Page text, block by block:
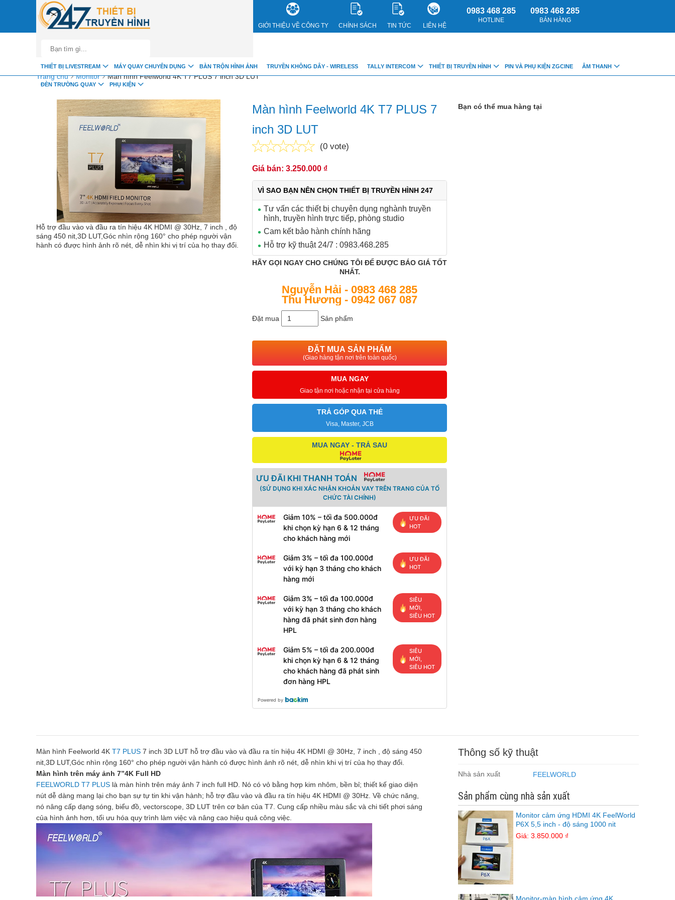
Trang chủ › Monitor › Màn hình Feelworld 4K T7 PLUS 7 inch 3D LUT
Hỗ trợ đầu vào và đầu ra tín hiệu 4K HDMI @ 30Hz, 7 inch , độ
sáng 450 nit,3D LUT,Góc nhìn rộng 160° cho phép người vận
hành có được hình ảnh rõ nét, dễ nhìn khi vị trí của họ thay đổi.
Màn hình Feelworld 4K T7 PLUS 7
inch 3D LUT
(0 vote)
Giá bán: 3.250.000 ₫
VÌ SAO BẠN NÊN CHỌN THIẾT BỊ TRUYỀN HÌNH 247
Tư vấn các thiết bị chuyên dụng nghành truyền
hình, truyền hình trực tiếp, phòng studio
Cam kết bảo hành chính hãng
Hỗ trợ kỹ thuật 24/7 : 0983.468.285
HÃY GỌI NGAY CHO CHÚNG TÔI ĐỂ ĐƯỢC BÁO GIÁ TỐT
NHẤT.
Nguyễn Hải - 0983 468 285
Thu Hương - 0942 067 087
Đặt mua Sản phẩm
ĐẶT MUA SẢN PHẨM
(Giao hàng tận nơi trên toàn quốc)
MUA NGAY
Giao tận nơi hoặc nhận tại cửa hàng
TRẢ GÓP QUA THẺ
Visa, Master, JCB
MUA NGAY - TRẢ SAU
ƯU ĐÃI KHI THANH TOÁN
(SỬ DỤNG KHI XÁC NHẬN KHOẢN VAY TRÊN TRANG CỦA TỔ
CHỨC TÀI CHÍNH)
Giảm 10% – tối đa 500.000đ
khi chọn kỳ hạn 6 & 12 tháng
cho khách hàng mới
ƯU ĐÃI
HOT
Giảm 3% – tối đa 100.000đ
với kỳ hạn 3 tháng cho khách
hàng mới
ƯU ĐÃI
HOT
Giảm 3% – tối đa 100.000đ
với kỳ hạn 3 tháng cho khách
hàng đã phát sinh đơn hàng
HPL
SIÊU
MỚI,
SIÊU HOT
Giảm 5% – tối đa 200.000đ
khi chọn kỳ hạn 6 & 12 tháng
cho khách hàng đã phát sinh
đơn hàng HPL
SIÊU
MỚI,
SIÊU HOT
Powered by
Bạn có thể mua hàng tại
Màn hình Feelworld 4K T7 PLUS 7 inch 3D LUT hỗ trợ đầu vào và đầu ra tín hiệu 4K HDMI @ 30Hz, 7 inch , độ sáng 450
nit,3D LUT,Góc nhìn rộng 160° cho phép người vận hành có được hình ảnh rõ nét, dễ nhìn khi vị trí của họ thay đổi.
Màn hình trên máy ảnh 7”4K Full HD
FEELWORLD T7 PLUS là màn hình trên máy ảnh 7 inch full HD. Nó có vỏ bằng hợp kim nhôm, bền bỉ; thiết kế giao diện
nút dễ dàng mang lại cho bạn sự tự tin khi vận hành; hỗ trợ đầu vào và đầu ra tín hiệu 4K HDMI @ 30Hz. Về chức năng,
nó nâng cấp dạng sóng, biểu đồ, vectorscope, 3D LUT trên cơ bản của T7. Cung cấp nhiều màu sắc và chi tiết phơi sáng
của hình ảnh hơn, tối ưu hóa quy trình làm việc và nâng cao hiệu quả công việc.
Thông số kỹ thuật
Nhà sản xuất FEELWORLD
Sản phẩm cùng nhà sản xuất
Monitor cảm ứng HDMI 4K FeelWorld
P6X 5,5 inch - độ sáng 1000 nit
Giá: 3.850.000 ₫
GIỚI THIỆU VỀ CÔNG TY CHÍNH SÁCH TIN TỨC LIÊN HỆ
0983 468 285
HOTLINE
0983 468 285
BÁN HÀNG
THIẾT BỊ LIVESTREAM MÁY QUAY CHUYÊN DỤNG BÀN TRỘN HÌNH ẢNH TRUYỀN KHÔNG DÂY - WIRELESS TALLY INTERCOM THIẾT BỊ TRUYỀN HÌNH PIN VÀ PHỤ KIỆN ZGCINE ÂM THANH
ĐÈN TRƯỜNG QUAY PHỤ KIỆN